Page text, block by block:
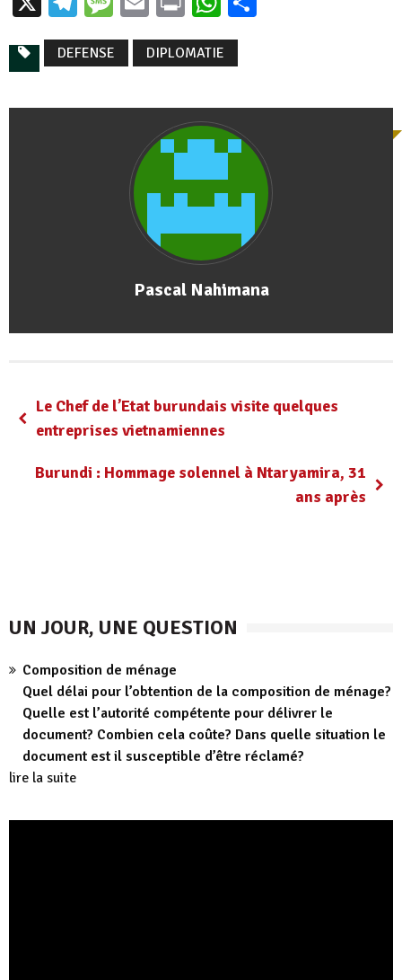
DEFENSE DIPLOMATIE
Pascal Nahimana
Le Chef de l’Etat burundais visite quelques
entreprises vietnamiennes
Burundi : Hommage solennel à Ntaryamira, 31
ans après
UN JOUR, UNE QUESTION
Composition de ménage
Quel délai pour l’obtention de la composition de ménage?
Quelle est l’autorité compétente pour délivrer le
document? Combien cela coûte? Dans quelle situation le
document est il susceptible d’être réclamé?
lire la suite